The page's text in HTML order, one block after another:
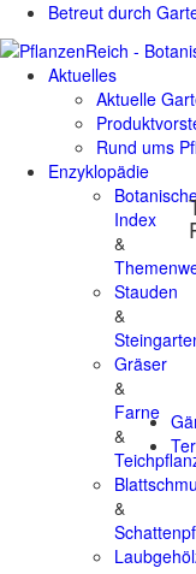
Betreut durch
Aktuelles
Aktuelle
Rund ums
Enzyklopädie
Index
&
Stauden
&
Gräser
&
Farne
&
&